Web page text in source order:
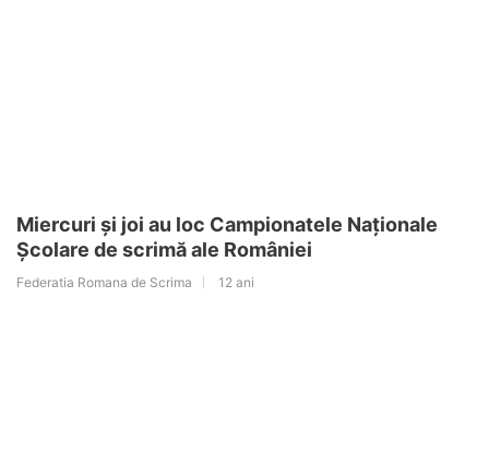
Miercuri și joi au loc Campionatele Naționale
Școlare de scrimă ale României
Federatia Romana de Scrima 12 ani